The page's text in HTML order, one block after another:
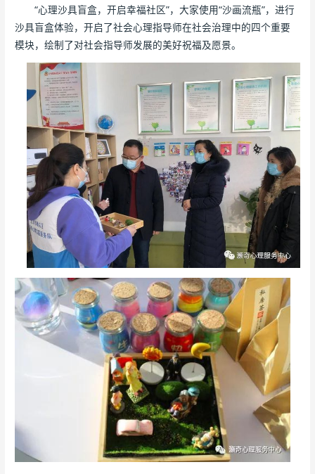
“心理沙具盲盒，开启幸福社区”，大家使用“沙画流瓶”，进行
沙具盲盒体验，开启了社会心理指导师在社会治理中的四个重要
模块，绘制了对社会指导师发展的美好祝福及愿景。